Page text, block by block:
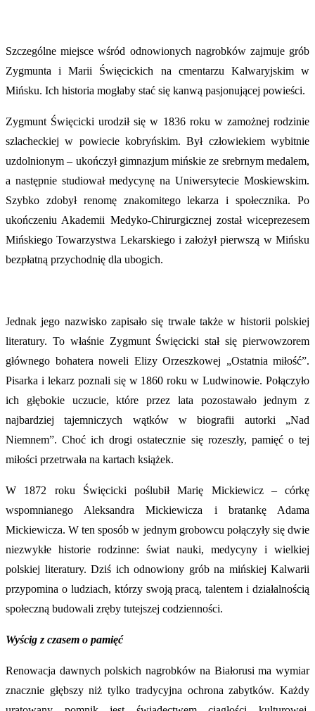
Szczególne miejsce wśród odnowionych nagrobków zajmuje grób
Zygmunta i Marii Święcickich na cmentarzu Kalwaryjskim w
Mińsku. Ich historia mogłaby stać się kanwą pasjonującej powieści.
Zygmunt Święcicki urodził się w 1836 roku w zamożnej rodzinie
szlacheckiej w powiecie kobryńskim. Był człowiekiem wybitnie
uzdolnionym – ukończył gimnazjum mińskie ze srebrnym medalem,
a następnie studiował medycynę na Uniwersytecie Moskiewskim.
Szybko zdobył renomę znakomitego lekarza i społecznika. Po
ukończeniu Akademii Medyko-Chirurgicznej został wiceprezesem
Mińskiego Towarzystwa Lekarskiego i założył pierwszą w Mińsku
bezpłatną przychodnię dla ubogich.
Jednak jego nazwisko zapisało się trwale także w historii polskiej
literatury. To właśnie Zygmunt Święcicki stał się pierwowzorem
głównego bohatera noweli Elizy Orzeszkowej „Ostatnia miłość”.
Pisarka i lekarz poznali się w 1860 roku w Ludwinowie. Połączyło
ich głębokie uczucie, które przez lata pozostawało jednym z
najbardziej tajemniczych wątków w biografii autorki „Nad
Niemnem”. Choć ich drogi ostatecznie się rozeszły, pamięć o tej
miłości przetrwała na kartach książek.
W 1872 roku Święcicki poślubił Marię Mickiewicz – córkę
wspomnianego Aleksandra Mickiewicza i bratankę Adama
Mickiewicza. W ten sposób w jednym grobowcu połączyły się dwie
niezwykłe historie rodzinne: świat nauki, medycyny i wielkiej
polskiej literatury. Dziś ich odnowiony grób na mińskiej Kalwarii
przypomina o ludziach, którzy swoją pracą, talentem i działalnością
społeczną budowali zręby tutejszej codzienności.
Wyścig z czasem o pamięć
Renowacja dawnych polskich nagrobków na Białorusi ma wymiar
znacznie głębszy niż tylko tradycyjna ochrona zabytków. Każdy